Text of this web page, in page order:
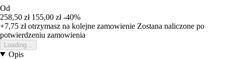
Od
258,50 zł 155,00 zł -40%
+7,75 złotrzymasz na kolejne zamowienie Zostana naliczone po
potwierdzeniu zamowienia
Loading...
Opis